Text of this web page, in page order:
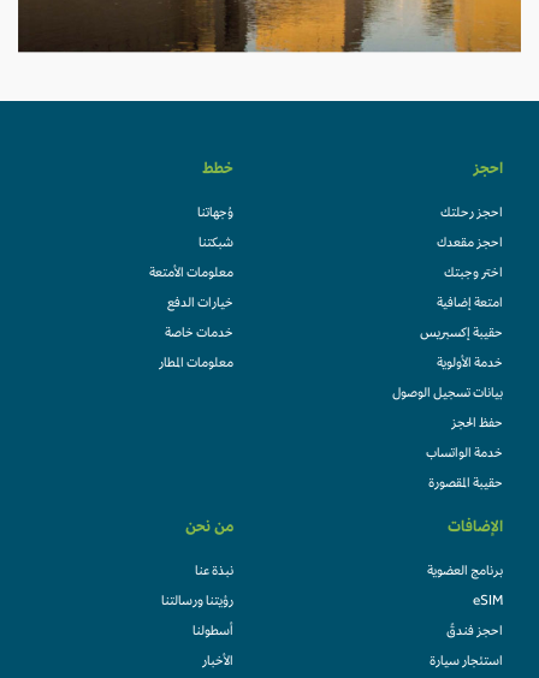
احجز
احجز رحلتك
احجز مقعدك
اختر وجبتك
امتعة إضافية
حقيبة إكسبريس
خدمة الأولوية
بيانات تسجيل الوصول
حفظ الحجز
خدمة الواتساب
حقيبة المقصورة
خطط
وُجهاتنا
شبكتنا
معلومات الأمتعة
خيارات الدفع
خدمات خاصة
معلومات المطار
الإضافات
برنامج العضوية
eSIM
احجز فندقً
استئجار سيارة
من نحن
نبذة عنا
رؤيتنا ورسالتنا
أسطولنا
الأخبار